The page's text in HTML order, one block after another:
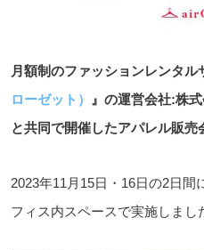
月額制のファッションレンタル
ローゼット）
』の運営会社:株
と共同で開催したアパレル販売
2023年11月15日・16日の2日
フィス内スペースで実施しまし